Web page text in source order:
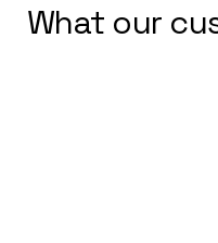
What our